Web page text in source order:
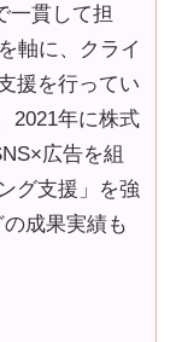
一貫して担
軸に、クライ
援を行ってい
2021年に株式
広告を組
グ支援」を強
成果実績も